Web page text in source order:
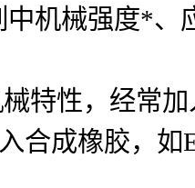
中机械强度*
特性，经常
合成橡胶，如